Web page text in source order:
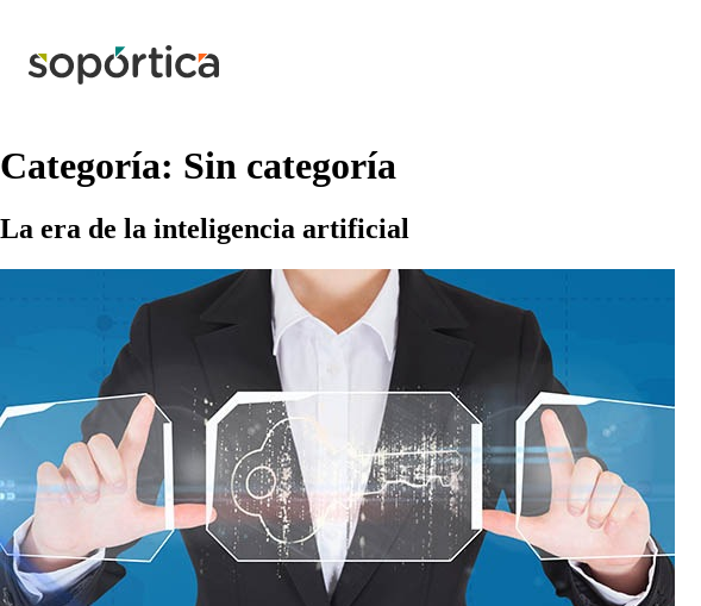
Categoría: Sin categoría
La era de la inteligencia artificial